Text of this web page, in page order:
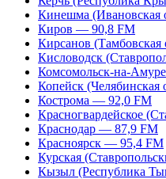
Кинешма (Ивановская
Киров — 90,8 FM
Кирсанов
Кисловодск
Комсомольск-на-
Копейск
Кострома — 92,0 FM
Красногвардейское
Краснодар — 87,9 FM
Красноярск — 95,4 FM
Курская
Кызыл (Республика